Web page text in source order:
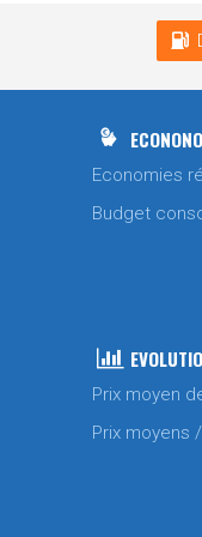
Economies
Budget
Prix moyen
Prix moyens